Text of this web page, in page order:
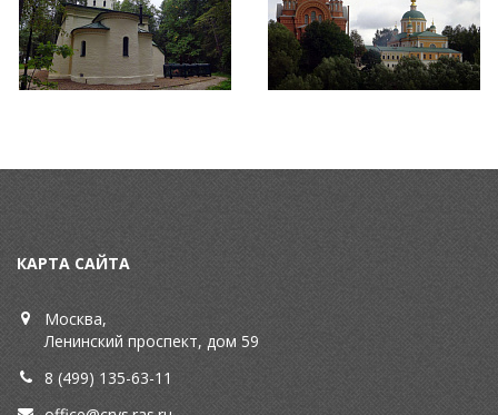
КАРТА САЙТА
Москва,
Ленинский проспект, дом 59
8 (499) 135-63-11